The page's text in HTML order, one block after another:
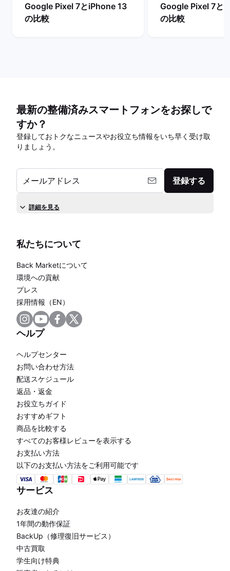
Google Pixel 7とiPhone 13
の比較
Google Pixel 7と
の比較
最新の整備済みスマートフォンをお探しで
すか？
登録しておトクなニュースやお役立ち情報をいち早く受け取
りましょう。
メールアドレス 登録する
詳細を見る
私たちについて
Back Marketについて
環境への貢献
プレス
採用情報（EN）
ヘルプ
ヘルプセンター
お問い合わせ方法
配送スケジュール
返品・返金
お役立ちガイド
おすすめギフト
商品を比較する
すべてのお客様レビューを表示する
お支払い方法
以下のお支払い方法をご利用可能です
サービス
お友達の紹介
1年間の動作保証
BackUp（修理復旧サービス）
中古買取
学生向け特典